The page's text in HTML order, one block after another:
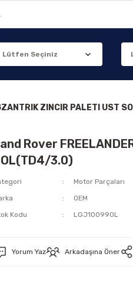
ZINCIR PALETI UST
Rover
3.0)
Motor Parçaları
OEM
Kodu
LGJ100990L
Yorum Yaz Arkadaşına Öner